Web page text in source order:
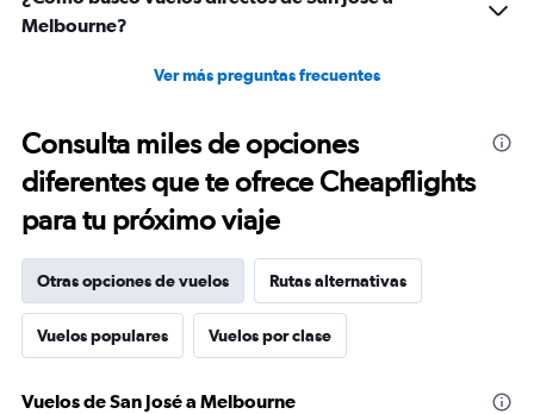
Melbourne?
Ver más preguntas frecuentes
Consulta miles de opciones
diferentes que te ofrece Cheapflights
para tu próximo viaje
Otras opciones de vuelos Rutas alternativas
Vuelos populares Vuelos por clase
Vuelos de San José a Melbourne